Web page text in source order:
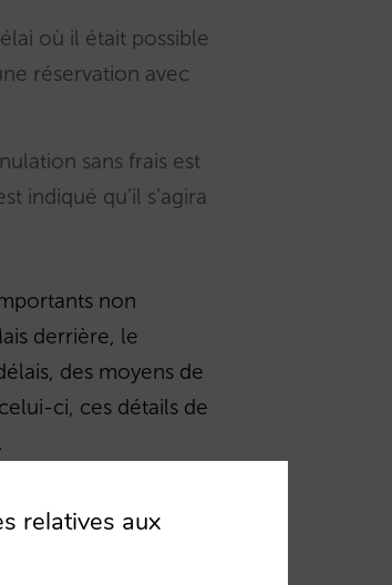
où il était possible
réservation avec
sans frais est
indiqué qu’il s’agira
non
derrière, le
des moyens de
ci, ces détails de
relatives aux